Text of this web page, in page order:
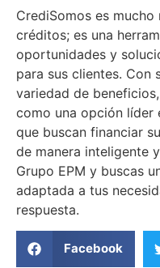
CrediSomos es
créditos; es una
oportunidades y
para sus clientes. Con
variedad de
como una opción líder
que buscan financiar
de manera inteligente
Grupo EPM y buscas
adaptada a tus
respuesta.
Facebook